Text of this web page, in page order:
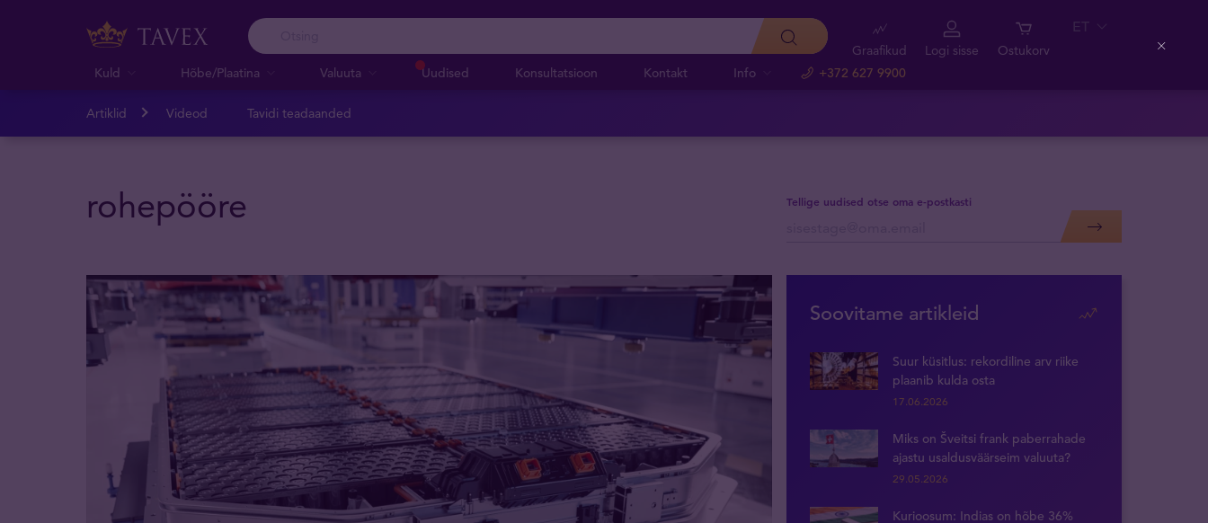
Kuld Hõbe/Plaatina Valuuta Uudised Konsultatsioon Kontakt Info +372 627 9900
Graafikud Logi sisse Ostukorv
ET
Artiklid Videod Tavidi teadaanded
rohepööre Tellige uudised otse oma e-postkasti
Soovitame artikleid
Suur küsitlus: rekordiline arv riike
plaanib kulda osta
17.06.2026
Miks on Šveitsi frank paberrahade
ajastu usaldusväärseim valuuta?
29.05.2026
Kurioosum: Indias on hõbe 36%
Close